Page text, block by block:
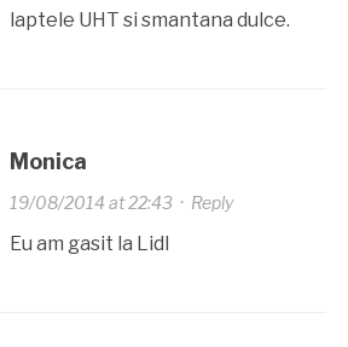
laptele UHT si smantana dulce.
Monica
19/08/2014 at 22:43· Reply
Eu am gasit la Lidl